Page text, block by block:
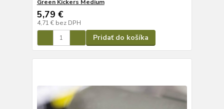
Green Kickers Medium
5,79 €
4,71 € bez DPH
Pridať do košíka